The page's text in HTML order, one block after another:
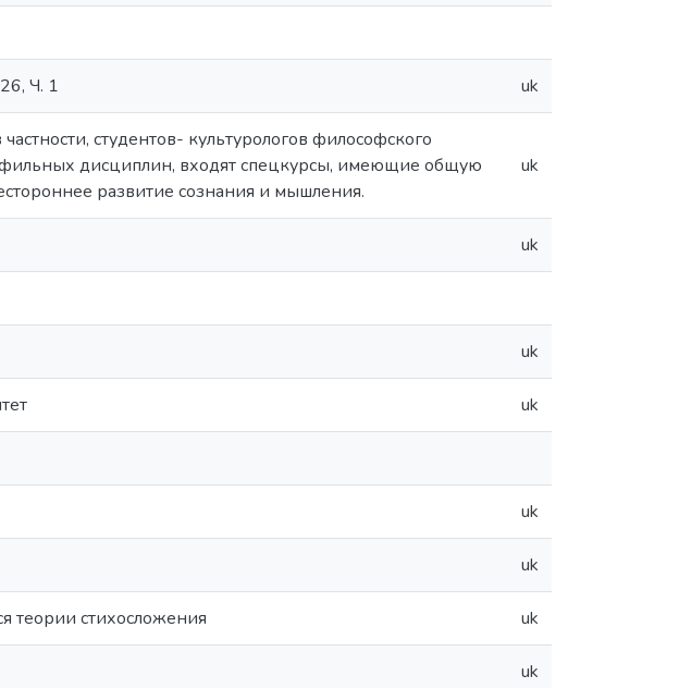
Ч. 1 uk
студентов- культурологов философского
дисциплин, входят спецкурсы, имеющие общую
развитие сознания и мышления.
uk
uk
uk
uk
uk
uk
теории стихосложения uk
uk